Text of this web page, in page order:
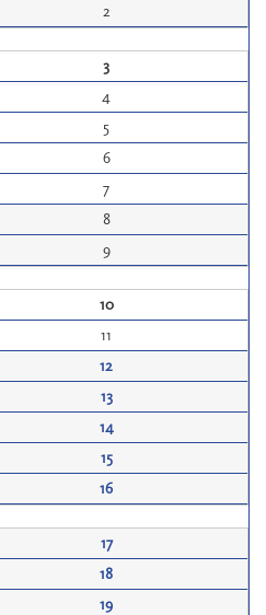
2
3
4
5
6
7
8
9
10
11
12
13
14
15
16
17
18
19